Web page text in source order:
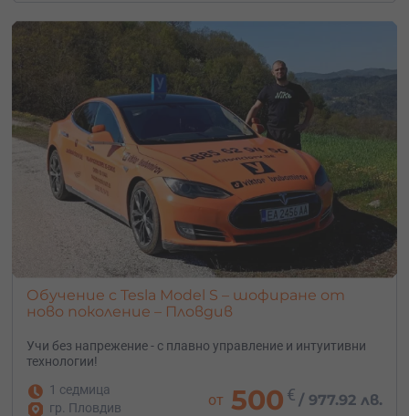
Обучение с Tesla Model S – шофиране от
ново поколение – Пловдив
Учи без напрежение - с плавно управление и интуитивни
технологии!
1 седмица
гр. Пловдив
от 500 € /977.92 лв.